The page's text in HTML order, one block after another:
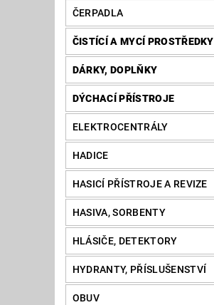
ČERPADLA
ČISTÍCÍ A MYCÍ PROSTŘEDKY
DÁRKY, DOPLŇKY
DÝCHACÍ PŘÍSTROJE
ELEKTROCENTRÁLY
HADICE
HASICÍ PŘÍSTROJE A REVIZE
HASIVA, SORBENTY
HLÁSIČE, DETEKTORY
HYDRANTY, PŘÍSLUŠENSTVÍ
OBUV